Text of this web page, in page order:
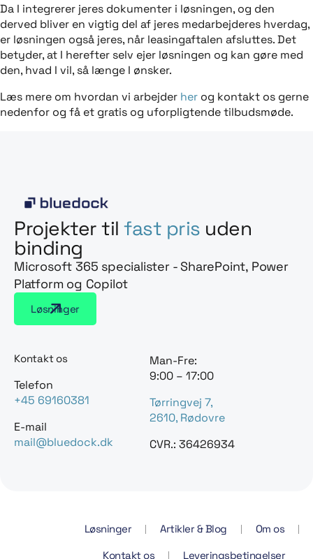
Da I integrerer jeres dokumenter i løsningen, og den
derved bliver en vigtig del af jeres medarbejderes hverdag,
er løsningen også jeres, når leasingaftalen afsluttes. Det
betyder, at I herefter selv ejer løsningen og kan gøre med
den, hvad I vil, så længe I ønsker.
Læs mere om hvordan vi arbejder her og kontakt os gerne
nedenfor og få et gratis og uforpligtende tilbudsmøde.
Projekter til fast pris uden
binding
Microsoft 365 specialister - SharePoint, Power
Platform og Copilot
Løsninger
Kontakt os
Telefon
+45 69160381
E-mail
mail@bluedock.dk
Man-Fre:
9:00 – 17:00
Tørringvej 7,
2610, Rødovre
CVR.: 36426934
Løsninger Artikler & Blog
Om os
Kontakt os
Leveringsbetingelser